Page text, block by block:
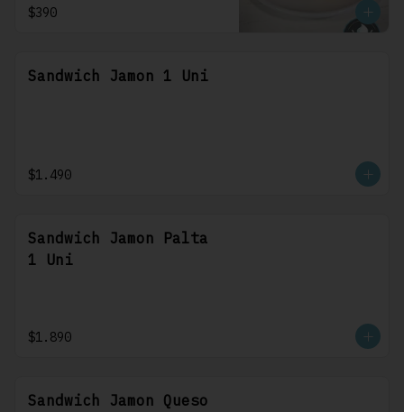
$390
Sandwich Jamon 1 Uni
$1.490
Sandwich Jamon Palta
1 Uni
$1.890
Sandwich Jamon Queso